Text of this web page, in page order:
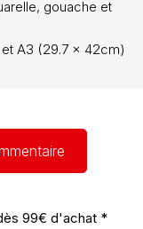
gouache et
A3 (29.7 x 42cm)
99€ d'achat *